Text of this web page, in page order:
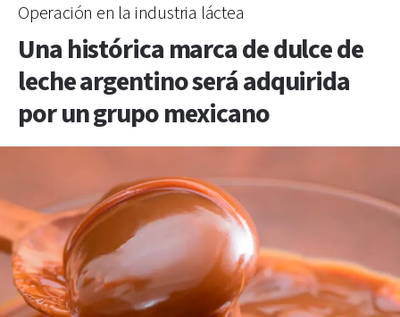
Operación en la industria láctea
Una histórica marca de dulce de
leche argentino será adquirida
por un grupo mexicano